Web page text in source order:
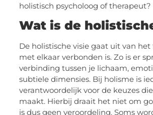
holistisch psycholoog of therapeut?
Wat is de
De holistische visie gaat uit van
met elkaar verbonden is. Zo is er
verbinding tussen je lichaam,
subtiele dimensies. Bij holisme is
verantwoordelijk voor de keuzes
maakt. Hierbij draait het niet om
is dus geen veroordeling. Soms